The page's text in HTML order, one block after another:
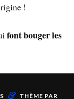
!
font bouger les
& THÈME PAR